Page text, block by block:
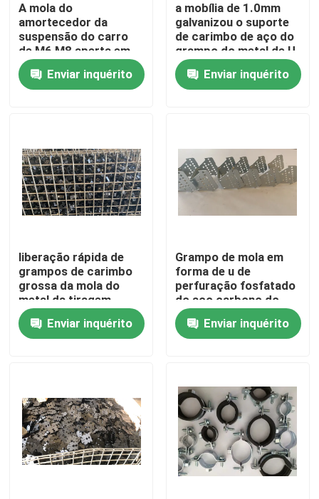
Casa
Sobre nós
Controle da qualidade
Contacte-nos
Painel de acesso de alumínio
Painel de acesso de aço
A mola do
amortecedor da
suspensão do carro
de M6 M8 aperta em
forma de L
Enviar inquérito
a mobília de 1.0mm
galvanizou o suporte
de carimbo de aço do
grampo do metal de U
Enviar inquérito
liberação rápida de
grampos de carimbo
grossa da mola do
metal da tiragem
profunda de 10mm
Enviar inquérito
Grampo de mola em
forma de u de
perfuração fosfatado
do aço carbono do
metal do CS
Enviar inquérito